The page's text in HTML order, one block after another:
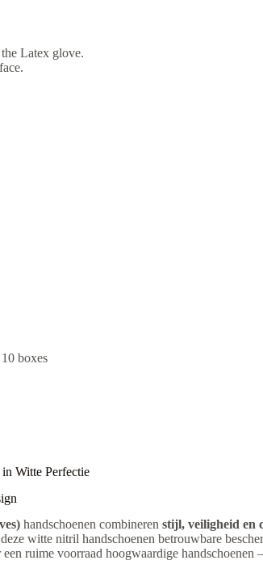
Latex glove.
.
10 boxes
Witte Perfectie
handschoenen combineren stijl, veiligheid en
witte nitril handschoenen betrouwbare
ruime voorraad hoogwaardige